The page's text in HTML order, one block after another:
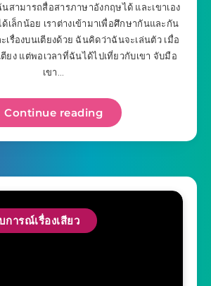
นสามารถสื่อสารภาษาอังกฤษได้ และเขาเอง
เล็กน้อย เราต่างเข้ามาเพื่อศึกษากันและกัน
เรื่องบนเตียงด้วย ฉันคิดว่าฉันจะเล่นตัว เมื่อ
ตียง แต่พอเวลาที่ฉันได้ไปเที่ยวกับเขา จับมือ
เขา…
Continue reading
การณ์เรื่องเสียว